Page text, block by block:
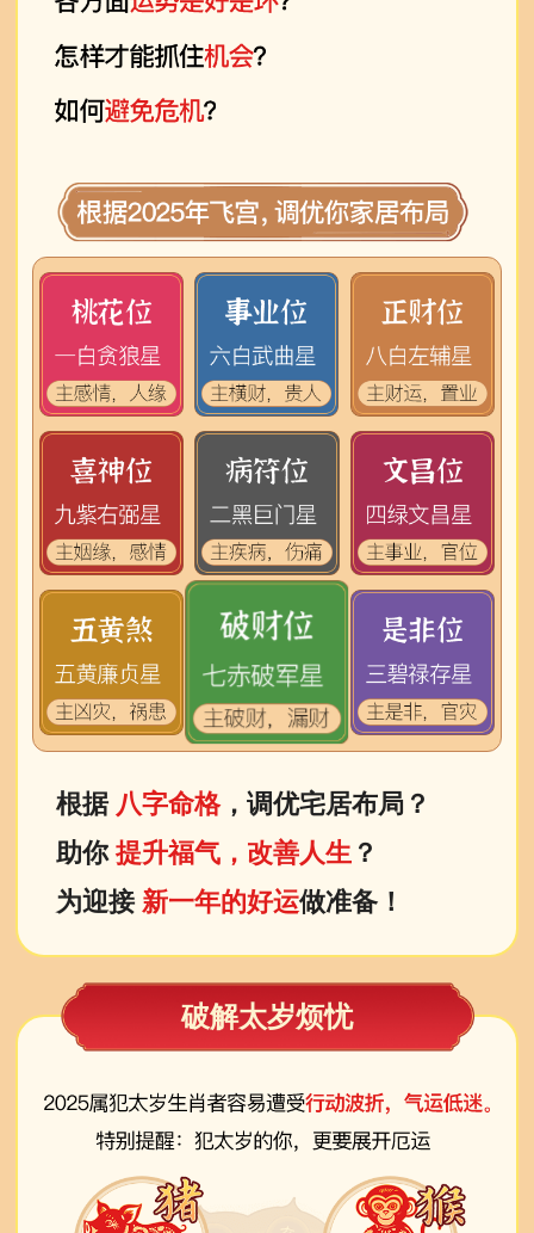
根据 八字命格，调优宅居布局？
助你提升福气，改善人生 ？
为迎接新一年的好运做准备！
破解太岁烦忧